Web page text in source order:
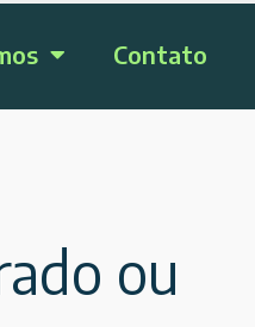
Contato
ou